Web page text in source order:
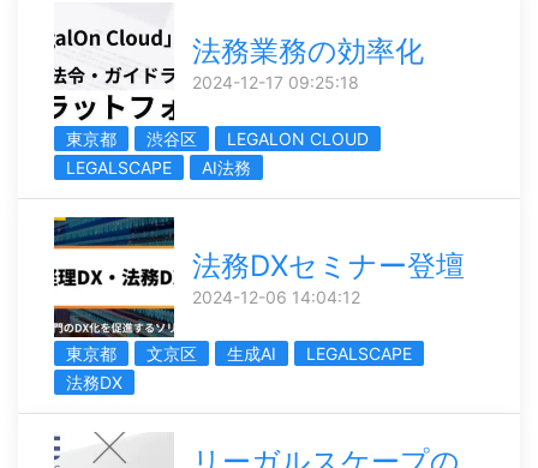
法務業務の効率化
2024-12-17 09:25:18
東京都 渋谷区
LEGALON CLOUD
LEGALSCAPE
AI法務
法務DXセミナー登壇
2024-12-06 14:04:12
東京都 文京区 生成AI
LEGALSCAPE
法務DX